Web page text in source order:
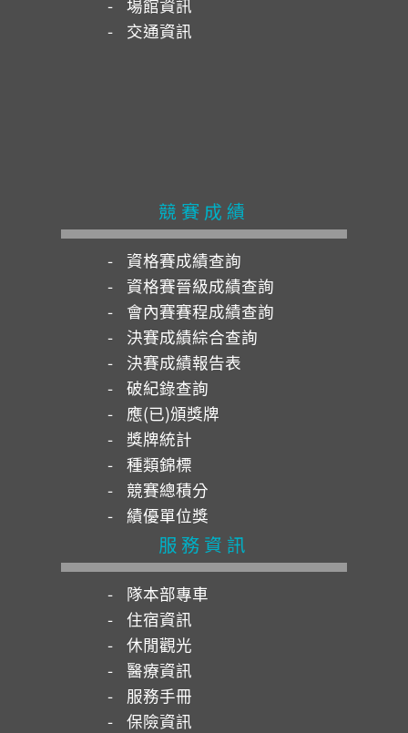
場館資訊
交通資訊
競賽成績
資格賽成績查詢
資格賽晉級成績查詢
會內賽賽程成績查詢
決賽成績綜合查詢
決賽成績報告表
破紀錄查詢
應(已)頒獎牌
獎牌統計
種類錦標
競賽總積分
績優單位獎
服務資訊
隊本部專車
住宿資訊
休閒觀光
醫療資訊
服務手冊
保險資訊